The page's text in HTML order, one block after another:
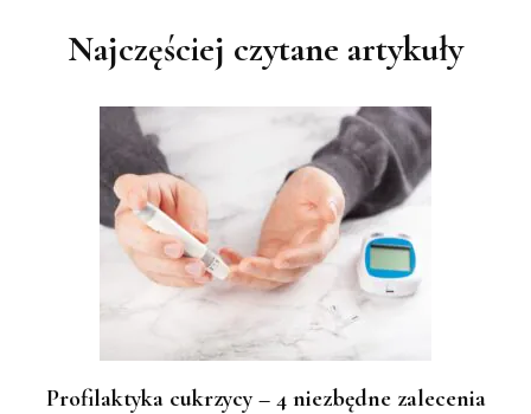
Najczęściej czytane artykuły
Profilaktyka cukrzycy – 4 niezbędne zalecenia